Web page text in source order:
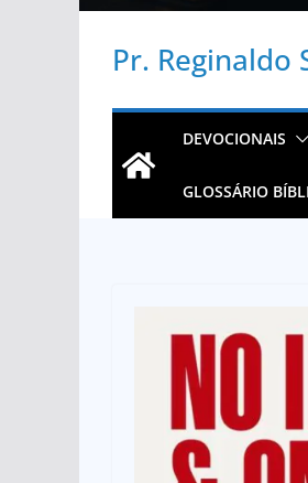
Pr. Reginaldo
DEVOCIONAIS
GLOSSÁRIO